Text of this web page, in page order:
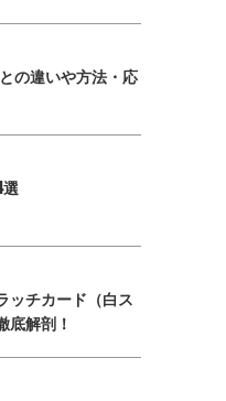
の違いや方法・応
ッチカード（白ス
底解剖！